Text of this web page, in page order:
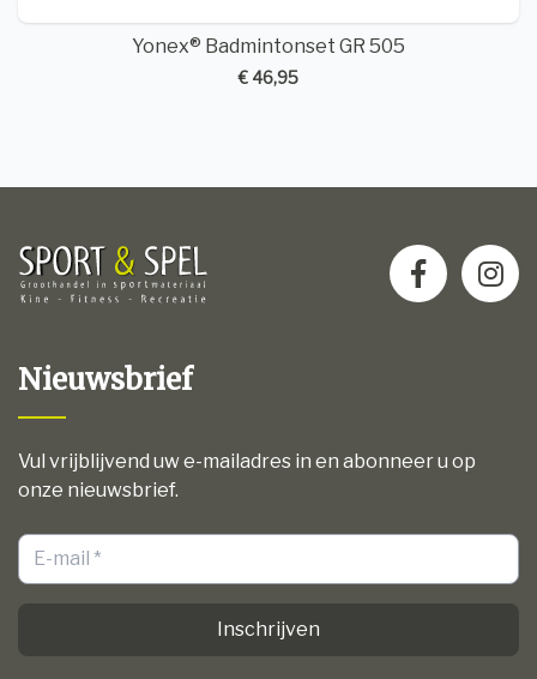
Yonex® Badmintonset GR 505
€ 46,95
Nieuwsbrief
Vul vrijblijvend uw e-mailadres in en abonneer u op
onze nieuwsbrief.
Inschrijven